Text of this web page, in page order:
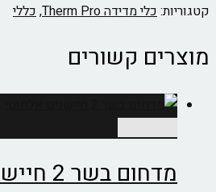
קטגוריות: כלי מדידה Therm Pro , כללי
מוצרים קשורים
מדחום בשר 2 חיישנים אלחוטי